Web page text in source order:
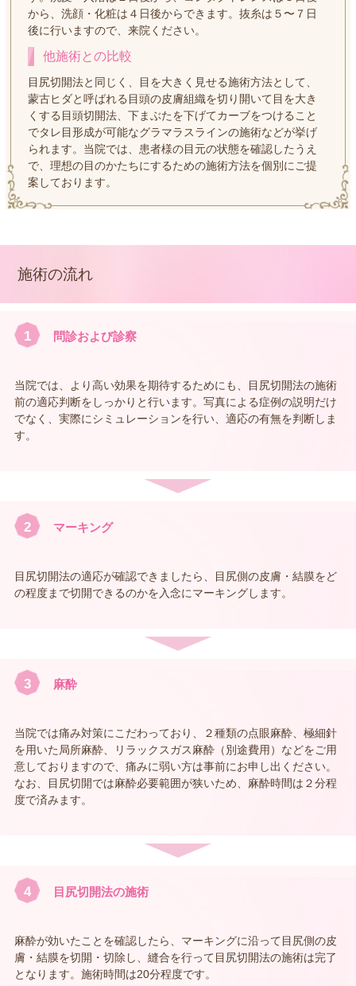
から、洗顔・化粧は４日後からできます。抜糸は５〜７日
後に行いますので、来院ください。
他施術との比較
目尻切開法と同じく、目を大きく見せる施術方法として、
蒙古ヒダと呼ばれる目頭の皮膚組織を切り開いて目を大き
くする目頭切開法、下まぶたを下げてカーブをつけること
でタレ目形成が可能なグラマラスラインの施術などが挙げ
られます。当院では、患者様の目元の状態を確認したうえ
で、理想の目のかたちにするための施術方法を個別にご提
案しております。
施術の流れ
1 問診および診察
当院では、より高い効果を期待するためにも、目尻切開法の施術
前の適応判断をしっかりと行います。写真による症例の説明だけ
でなく、実際にシミュレーションを行い、適応の有無を判断しま
す。
2 マーキング
目尻切開法の適応が確認できましたら、目尻側の皮膚・結膜をど
の程度まで切開できるのかを入念にマーキングします。
3 麻酔
当院では痛み対策にこだわっており、２種類の点眼麻酔、極細針
を用いた局所麻酔、リラックスガス麻酔（別途費用）などをご用
意しておりますので、痛みに弱い方は事前にお申し出ください。
なお、目尻切開では麻酔必要範囲が狭いため、麻酔時間は２分程
度で済みます。
4 目尻切開法の施術
麻酔が効いたことを確認したら、マーキングに沿って目尻側の皮
膚・結膜を切開・切除し、縫合を行って目尻切開法の施術は完了
となります。施術時間は20分程度です。